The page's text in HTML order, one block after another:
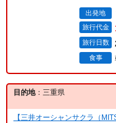
出発地
旅行代金
旅行日数
食事
目的地：三重県
【三井オーシャンサクラ（